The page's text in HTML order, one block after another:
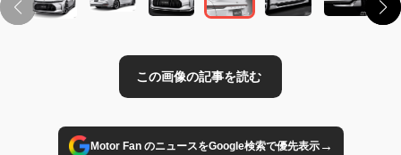
Motor Fan のニュースをGoogle検索で優先表示→